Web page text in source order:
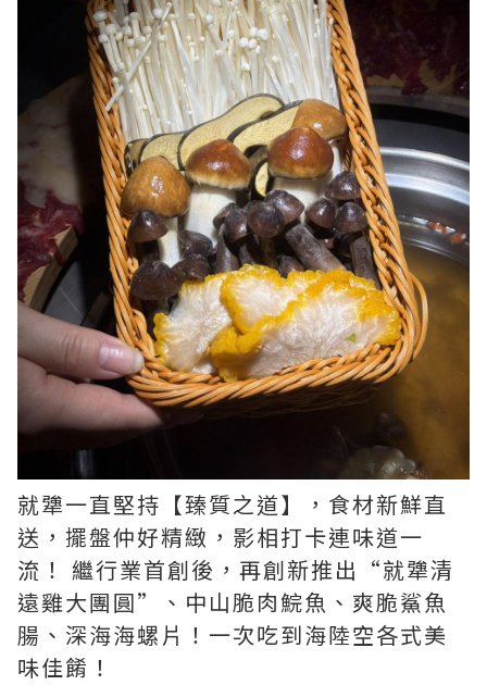
就犟一直堅持【臻質之道】，食材新鮮直
送，擺盤仲好精緻，影相打卡連味道一
流！ 繼行業首創後，再創新推出“就犟清
遠雞大團圓”、中山脆肉鯇魚、爽脆鯊魚
腸、深海海螺片！一次吃到海陸空各式美
味佳餚！